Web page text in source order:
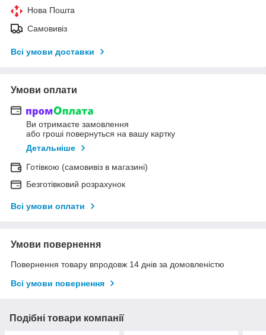
Нова Пошта
Самовивіз
Всі умови доставки
Умови оплати
Ви отримаєте замовлення
або гроші повернуться на вашу картку
Детальніше
Готівкою (самовивіз в магазині)
Безготівковий розрахунок
Всі умови оплати
Умови повернення
Повернення товару впродовж 14 днів за домовленістю
Всі умови повернення
Подібні товари компанії